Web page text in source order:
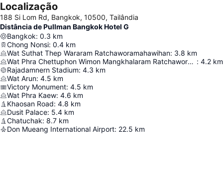
Localização
188 Si Lom Rd, Bangkok, 10500, Tailândia
Distância de Pullman Bangkok Hotel G
Bangkok: 0.3 km
Chong Nonsi: 0.4 km
Wat Suthat Thep Wararam Ratchaworamahawihan: 3.8 km
Wat Phra Chettuphon Wimon Mangkhalaram Ratchaworamahawihan : 4.2 km
Rajadamnern Stadium: 4.3 km
Wat Arun: 4.5 km
Victory Monument: 4.5 km
Wat Phra Kaew: 4.6 km
Khaosan Road: 4.8 km
Dusit Palace: 5.4 km
Chatuchak: 8.7 km
Don Mueang International Airport: 22.5 km